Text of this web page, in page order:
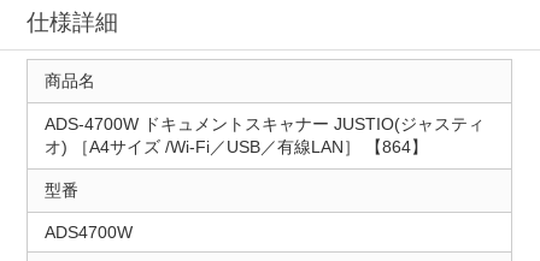
仕様詳細
商品名
ADS-4700W ドキュメントスキャナー JUSTIO(ジャスティ
オ) ［A4サイズ /Wi-Fi／USB／有線LAN］ 【864】
型番
ADS4700W